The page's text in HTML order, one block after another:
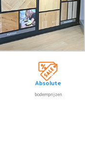
Absolute
bodemprijzen